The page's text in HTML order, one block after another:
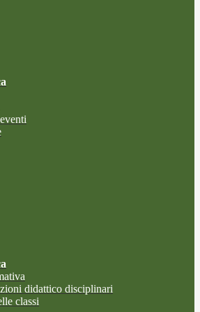
didattico disciplinari
classi